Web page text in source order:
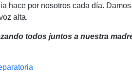
hace por nosotros cada día.
alta.
todos juntos a nuestra